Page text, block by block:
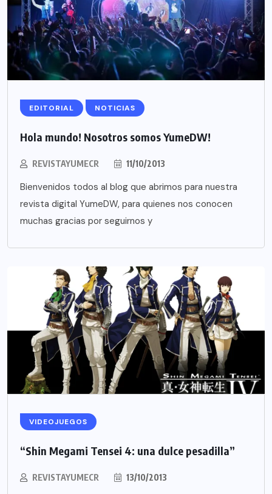
EDITORIAL NOTICIAS
Hola mundo! Nosotros somos YumeDW!
REVISTAYUMECR 11/10/2013
Bienvenidos todos al blog que abrimos para nuestra
revista digital YumeDW, para quienes nos conocen
muchas gracias por seguirnos y
VIDEOJUEGOS
“Shin Megami Tensei 4: una dulce pesadilla”
REVISTAYUMECR 13/10/2013